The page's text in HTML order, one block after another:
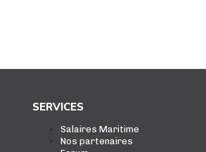
SERVICES
Salaires Maritime
Nos partenaires